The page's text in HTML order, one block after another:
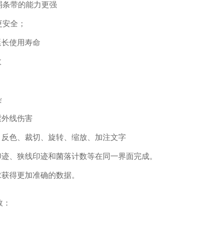
带的能力更强
全；
使用寿命
线伤害
、裁切、旋转、缩放、加注文字
狭线印迹和菌落计数等在同一界面完成。
更加准确的数据。